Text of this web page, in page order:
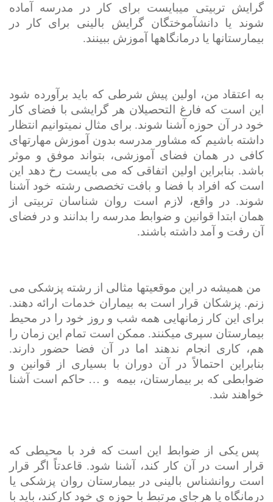
گرایش تربیتی می­بایست برای کار در مدرسه آماده
شوند یا دانش­آموختگان گرایش بالینی برای کار در
بیمارستان­ها یا درمانگاه­ها آموزش ببینند.
به اعتقاد من، اولین پیش ­شرطی که باید برآورده شود
این است که فارغ ­التحصیلان هر گرایشی با فضای کار
خود در آن حوزه آشنا شوند. برای مثال نمی­توانیم انتظار
داشته باشیم که مشاور مدرسه بدون آموزش مهارتهای
کافی در همان فضای آموزشی، بتواند موفق و موثر
باشد. بنابراین اولین اتفاقی که می بایست رخ دهد این
است که افراد با فضا و بافت تخصصی رشته خود آشنا
شوند. در واقع، لازم است روان شناسان تربیتی از
همان ابتدا قوانین و ضوابط مدرسه را بدانند و در فضای
آن رفت و آمد داشته باشند.
من همیشه در این موقعیت­ها مثالی از رشته پزشکی می
زنم. پزشکان قرار است به بیماران خدمات ارائه دهند.
برای این کار زمان­هایی همه شب و روز خود را در محیط
بیمارستان سپری می­کنند. ممکن است تمام این زمان را
هم، کاری انجام ندهند اما در آن فضا حضور دارند.
بنابراین احتمالاً در آن دوران با بسیاری از قوانین و
ضوابطی که بر بیمارستان، بیمه
و … حاکم است آشنا
خواهند شد.
پس یکی از ضوابط این است که فرد با محیطی که
قرار است در آن کار کند، آشنا شود. قاعدتاً اگر قرار
است روان­شناس بالینی در بیمارستان روان پزشکی یا
درمانگاه یا هرجای مرتبط با حوزه ی خود کارکند، باید با